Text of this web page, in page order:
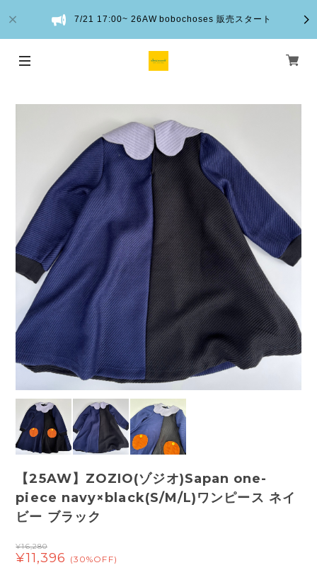
7/21 17:00~ 26AW bobochoses 販売スタート
【25AW】ZOZIO(ゾジオ)Sapan one-
piece navy×black(S/M/L)ワンピース ネイ
ビー ブラック
¥16,280
¥11,396 (30%OFF)